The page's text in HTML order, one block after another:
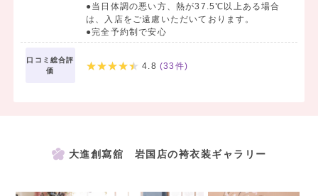
●当日体調の悪い方、熱が37.5℃以上ある場合
は、入店をご遠慮いただいております。
●完全予約制で安心
口コミ総合評
価
4.8 (33 件)
大進創寫舘 岩国店の袴衣装ギャラリー